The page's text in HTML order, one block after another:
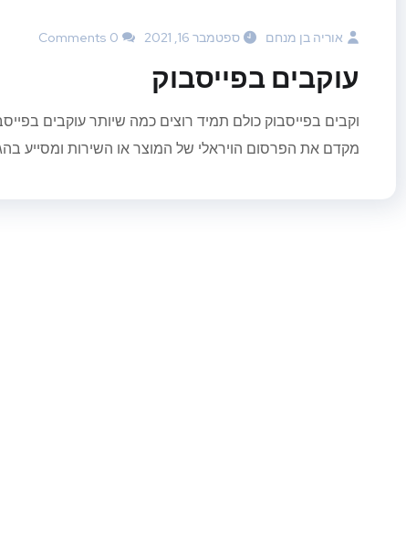
אוריה בן מנחם ספטמבר 16, 2021 0 Comments
עוקבים בפייסבוק
וקבים בפייסבוק כולם תמיד רוצים כמה שיותר עוקבים
מקדם את הפרסום הויראלי של המוצר או השירות ומסייע